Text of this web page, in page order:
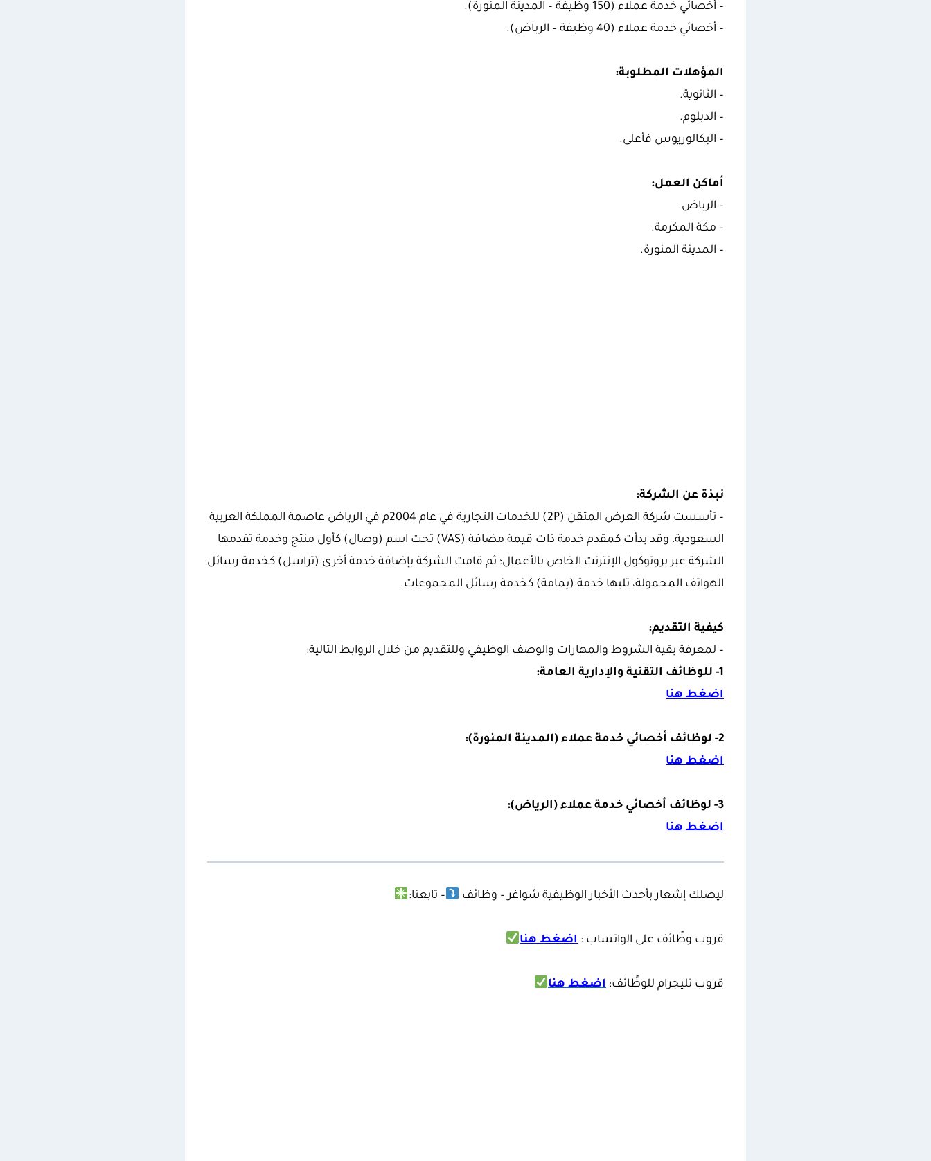
– أخصائي خدمة عملاء (150 وظيفة – المدينة المنورة).
– أخصائي خدمة عملاء (40 وظيفة – الرياض).
المؤهلات المطلوبة:
– الثانوية.
– الدبلوم.
– البكالوريوس فأعلى.
أماكن العمل:
– الرياض.
– مكة المكرمة.
– المدينة المنورة.
نبذة عن الشركة:
– تأسست شركة العرض المتقن (2P) للخدمات التجارية في عام 2004م في الرياض عاصمة المملكة العربية
السعودية، وقد بدأت كمقدم خدمة ذات قيمة مضافة (VAS) تحت اسم (وصال) كأول منتج وخدمة تقدمها
الشركة عبر بروتوكول الإنترنت الخاص بالأعمال؛ ثم قامت الشركة بإضافة خدمة أخرى (تراسل) كخدمة رسائل
الهواتف المحمولة، تليها خدمة (يمامة) كخدمة رسائل المجموعات.
كيفية التقديم:
– لمعرفة بقية الشروط والمهارات والوصف الوظيفي وللتقديم من خلال الروابط التالية:
1- للوظائف التقنية والإدارية العامة:
اضغط هنا
2- لوظائف أخصائي خدمة عملاء (المدينة المنورة):
اضغط هنا
3- لوظائف أخصائي خدمة عملاء (الرياض):
اضغط هنا
ليصلك إشعار بأحدث الأخبار الوظيفية شواغر – وظائف – تابعنا:
قروب وظًائف على الواتساب : اضغط هنا
قروب تليجرام للوظًائف: اضغط هنا